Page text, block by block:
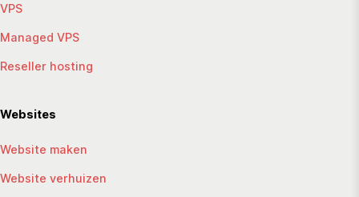
VPS
Managed VPS
Reseller hosting
Websites
Website maken
Website verhuizen